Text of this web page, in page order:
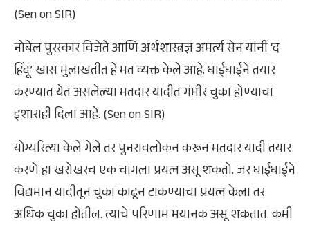
(Sen on SIR)
नोबेल पुरस्कार विजेते आणि अर्थशास्त्रज्ञ अमर्त्य सेन यांनी ‘द
हिंदू’ खास मुलाखतीत हे मत व्यक्त केले आहे. घाईघाईने तयार
करण्यात येत असलेल्या मतदार यादीत गंभीर चुका होण्याचा
इशाराही दिला आहे. (Sen on SIR)
योग्यरित्या केले गेले तर पुनरावलोकन करून मतदार यादी तयार
करणे हा खरोखरच एक चांगला प्रयत्न असू शकतो. जर घाईघाईने
विद्यमान यादीतून चुका काढून टाकण्याचा प्रयत्न केला तर
अधिक चुका होतील. त्याचे परिणाम भयानक असू शकतात. कमी